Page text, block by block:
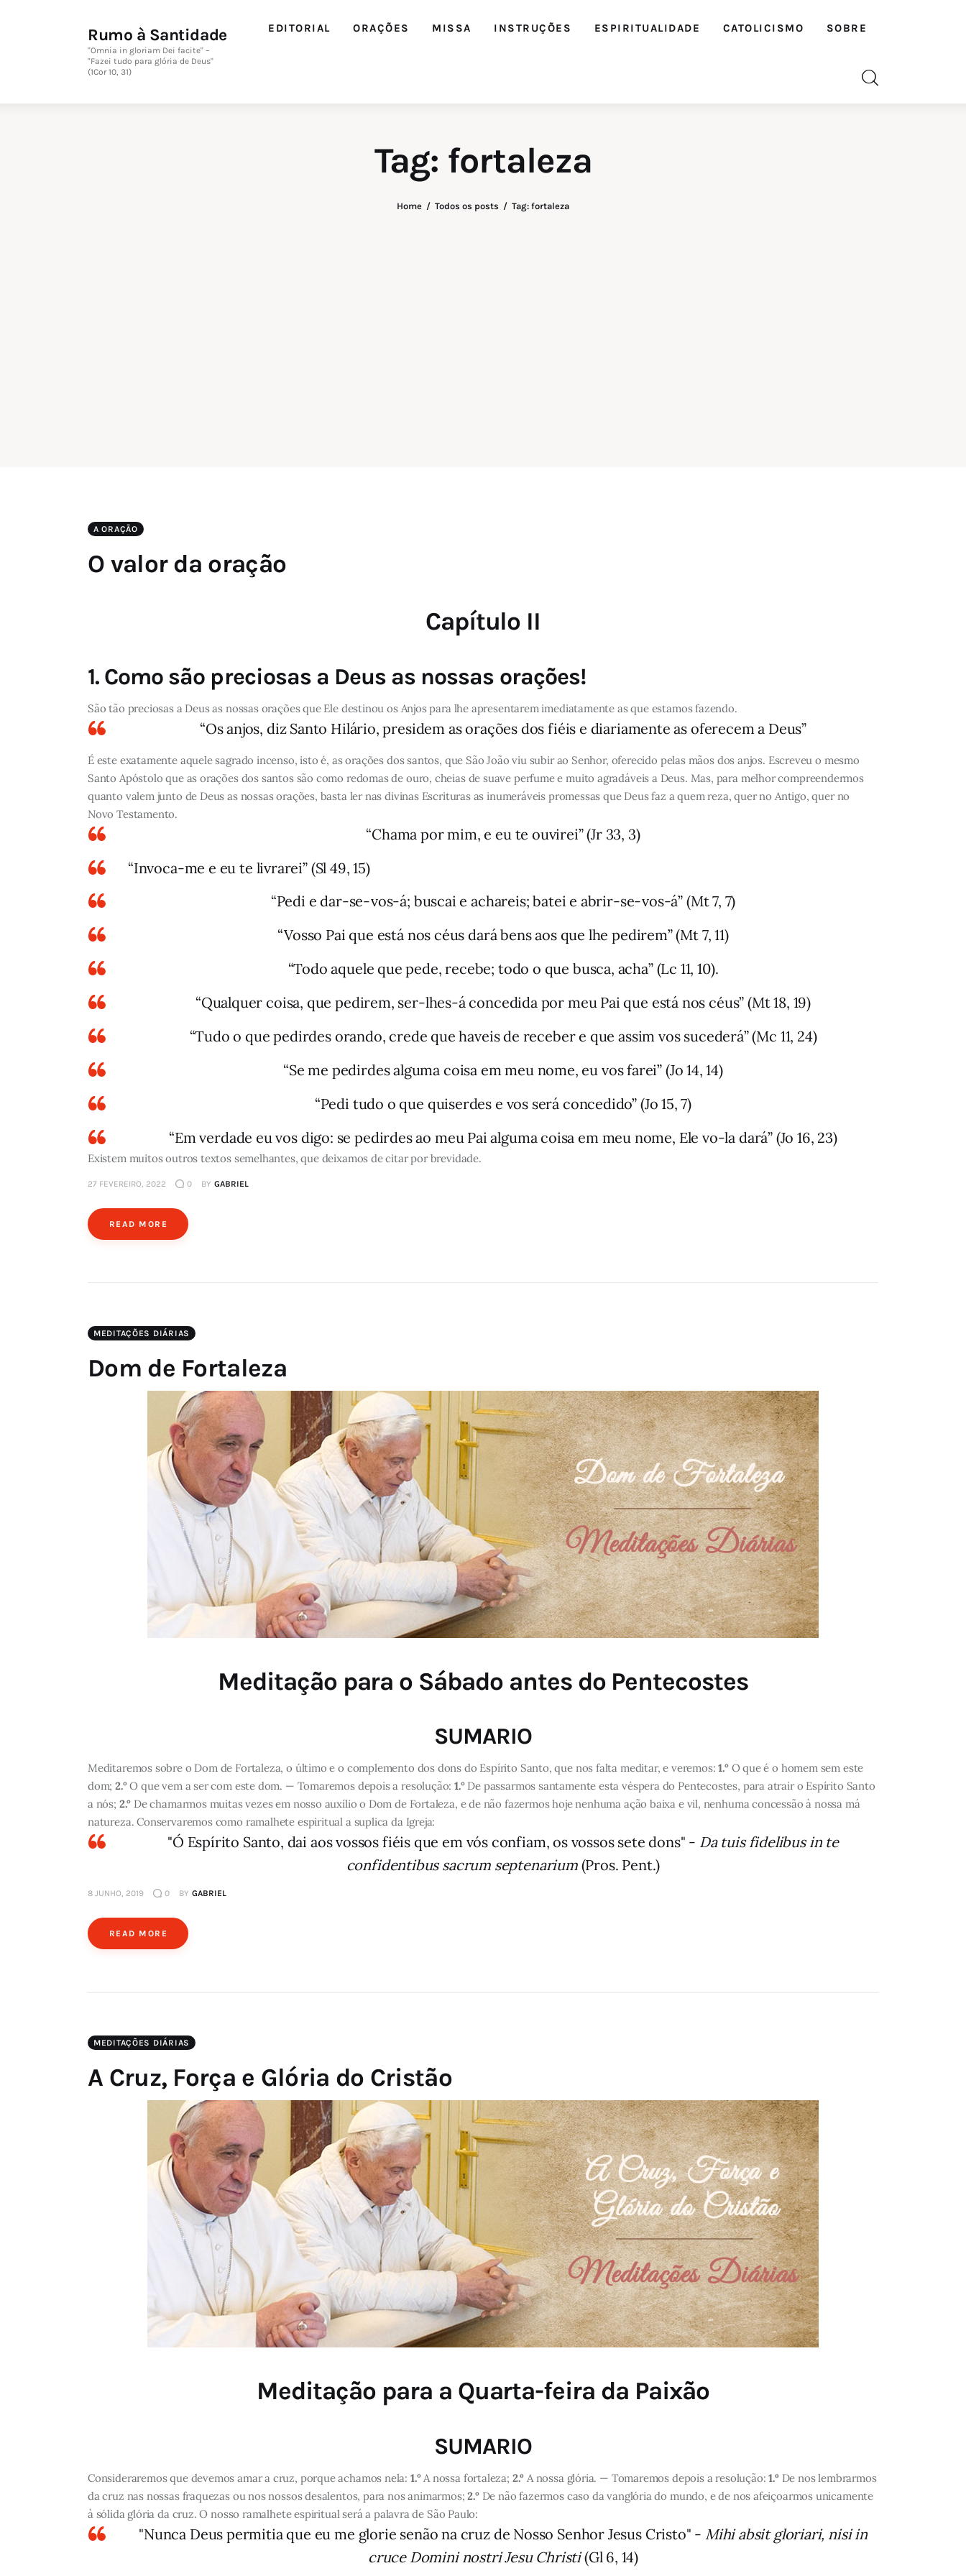
Rumo à Santidade
"Omnia in gloriam Dei facite" –
"Fazei tudo para glória de Deus"
(1Cor 10, 31)
EDITORIAL ORAÇÕES MISSA INSTRUÇÕES ESPIRITUALIDADE CATOLICISMO SOBRE
Tag: fortaleza
Home Todos os posts Tag: fortaleza
A ORAÇÃO
O valor da oração
Capítulo II
1. Como são preciosas a Deus as nossas orações!
São tão preciosas a Deus as nossas orações que Ele destinou os Anjos para lhe apresentarem imediatamente as que estamos fazendo.
“Os anjos, diz Santo Hilário, presidem as orações dos fiéis e diariamente as oferecem a Deus”
É este exatamente aquele sagrado incenso, isto é, as orações dos santos, que São João viu subir ao Senhor, oferecido pelas mãos dos anjos. Escreveu o mesmo
Santo Apóstolo que as orações dos santos são como redomas de ouro, cheias de suave perfume e muito agradáveis a Deus. Mas, para melhor compreendermos
quanto valem junto de Deus as nossas orações, basta ler nas divinas Escrituras as inumeráveis promessas que Deus faz a quem reza, quer no Antigo, quer no
Novo Testamento.
“Chama por mim, e eu te ouvirei” (Jr 33, 3)
“Invoca-me e eu te livrarei” (Sl 49, 15)
“Pedi e dar-se-vos-á; buscai e achareis; batei e abrir-se-vos-á” (Mt 7, 7)
“Vosso Pai que está nos céus dará bens aos que lhe pedirem” (Mt 7, 11)
“Todo aquele que pede, recebe; todo o que busca, acha” (Lc 11, 10).
“Qualquer coisa, que pedirem, ser-lhes-á concedida por meu Pai que está nos céus” (Mt 18, 19)
“Tudo o que pedirdes orando, crede que haveis de receber e que assim vos sucederá” (Mc 11, 24)
“Se me pedirdes alguma coisa em meu nome, eu vos farei” (Jo 14, 14)
“Pedi tudo o que quiserdes e vos será concedido” (Jo 15, 7)
“Em verdade eu vos digo: se pedirdes ao meu Pai alguma coisa em meu nome, Ele vo-la dará” (Jo 16, 23)
Existem muitos outros textos semelhantes, que deixamos de citar por brevidade.
27 FEVEREIRO, 2022 0 BY GABRIEL
READ MORE
MEDITAÇÕES DIÁRIAS
Dom de Fortaleza
Meditação para o Sábado antes do Pentecostes
SUMARIO
Meditaremos sobre o Dom de Fortaleza, o último e o complemento dos dons do Espírito Santo, que nos falta meditar, e veremos:1.°O que é o homem sem este
dom;2.°O que vem a ser com este dom. — Tomaremos depois a resolução:1.°De passarmos santamente esta véspera do Pentecostes, para atrair o Espírito Santo
a nós; 2.° De chamarmos muitas vezes em nosso auxílio o Dom de Fortaleza, e de não fazermos hoje nenhuma ação baixa e vil, nenhuma concessão à nossa má
natureza. Conservaremos como ramalhete espiritual a suplica da Igreja:
"Ó Espírito Santo, dai aos vossos fiéis que em vós confiam, os vossos sete dons" - Da tuis fidelibus in te
confidentibus sacrum septenarium(Pros. Pent.)
8 JUNHO, 2019 0 BY GABRIEL
READ MORE
MEDITAÇÕES DIÁRIAS
A Cruz, Força e Glória do Cristão
Meditação para a Quarta-feira da Paixão
SUMARIO
Consideraremos que devemos amar a cruz, porque achamos nela: 1.°A nossa fortaleza; 2.º A nossa glória. — Tomaremos depois a resolução:1.ºDe nos lembrarmos
da cruz nas nossas fraquezas ou nos nossos desalentos, para nos animarmos;2.°De não fazermos caso da vanglória do mundo, e de nos afeiçoarmos unicamente
à sólida glória da cruz. O nosso ramalhete espiritual será a palavra de São Paulo:
"Nunca Deus permitia que eu me glorie senão na cruz de Nosso Senhor Jesus Cristo" - Mihi absit gloriari, nisi in
cruce Domini nostri Jesu Christi(Gl 6, 14)